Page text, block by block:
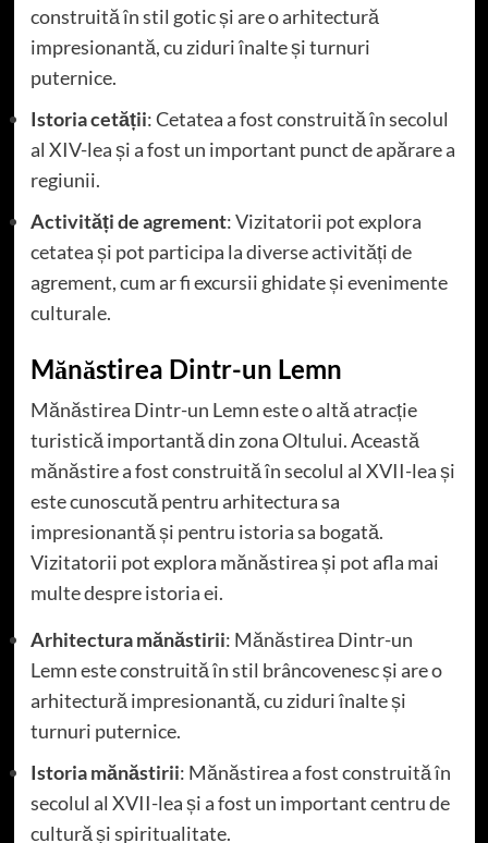
construită în stil gotic și are o arhitectură
impresionantă, cu ziduri înalte și turnuri
puternice.
Istoria cetății: Cetatea a fost construită în secolul
al XIV-lea și a fost un important punct de apărare a
regiunii.
Activități de agrement: Vizitatorii pot explora
cetatea și pot participa la diverse activități de
agrement, cum ar fi excursii ghidate și evenimente
culturale.
Mănăstirea Dintr-un Lemn
Mănăstirea Dintr-un Lemn este o altă atracție
turistică importantă din zona Oltului. Această
mănăstire a fost construită în secolul al XVII-lea și
este cunoscută pentru arhitectura sa
impresionantă și pentru istoria sa bogată.
Vizitatorii pot explora mănăstirea și pot afla mai
multe despre istoria ei.
Arhitectura mănăstirii: Mănăstirea Dintr-un
Lemn este construită în stil brâncovenesc și are o
arhitectură impresionantă, cu ziduri înalte și
turnuri puternice.
Istoria mănăstirii: Mănăstirea a fost construită în
secolul al XVII-lea și a fost un important centru de
cultură și spiritualitate.